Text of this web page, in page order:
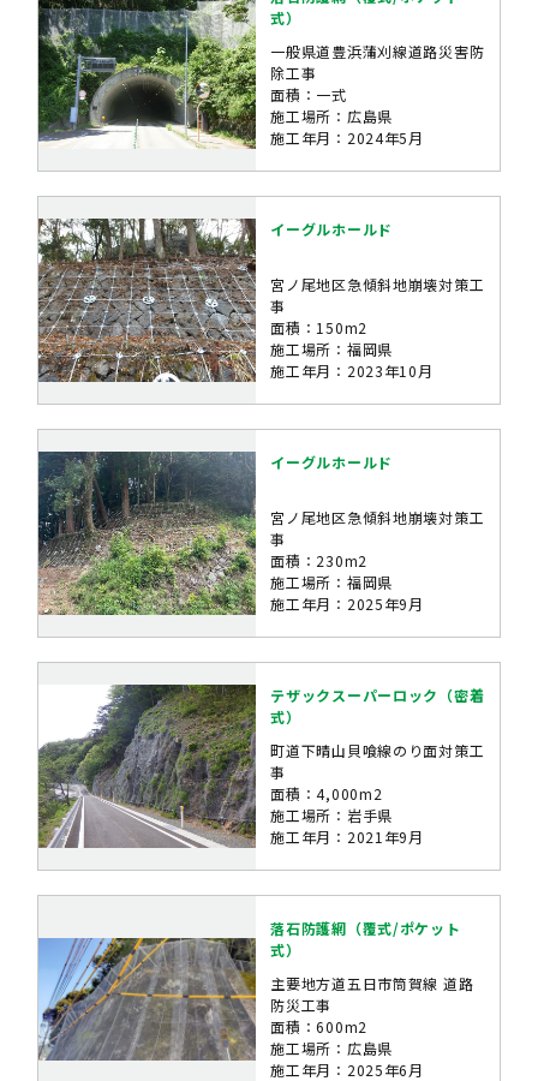
式）
一般県道豊浜蒲刈線道路災害防
除工事
面積：一式
施工場所：広島県
施工年月：2024年5月
イーグルホールド
宮ノ尾地区急傾斜地崩壊対策工
事
面積：150m2
施工場所：福岡県
施工年月：2023年10月
イーグルホールド
宮ノ尾地区急傾斜地崩壊対策工
事
面積：230m2
施工場所：福岡県
施工年月：2025年9月
テザックスーパーロック（密着
式）
町道下晴山貝喰線のり面対策工
事
面積：4,000m2
施工場所：岩手県
施工年月：2021年9月
落石防護網（覆式/ポケット
式）
主要地方道五日市筒賀線 道路
防災工事
面積：600m2
施工場所：広島県
施工年月：2025年6月